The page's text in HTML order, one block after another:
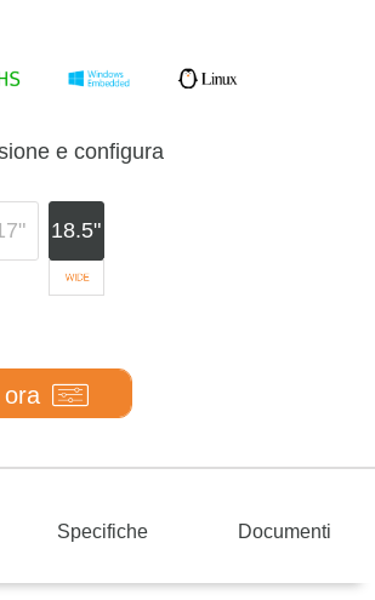
e configura
18.5"
ora
Specifiche Documenti